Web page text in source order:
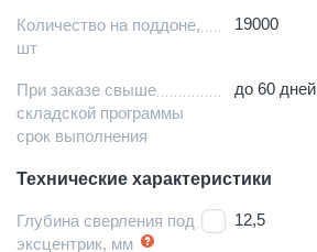
Количество на поддоне,
шт
19000
При заказе свыше
складской программы
срок выполнения
до 60 дней
Технические характеристики
Глубина сверления под
эксцентрик, мм
12,5